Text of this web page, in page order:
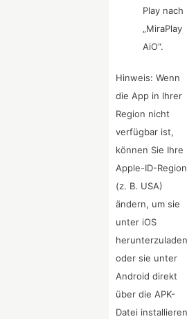
Play nach
„MiraPlay
AiO“.
Hinweis: Wenn
die App in Ihrer
Region nicht
verfügbar ist,
können Sie Ihre
Apple-ID-Region
(z. B. USA)
ändern, um sie
unter iOS
oder sie unter
Android direkt
über die APK-
Datei